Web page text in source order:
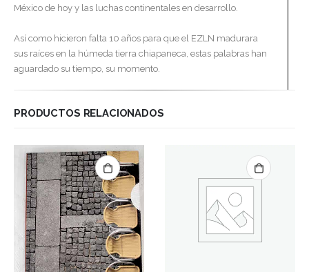
México de hoy y las luchas continentales en desarrollo.
Así como hicieron falta 10 años para que el EZLN madurara
sus raíces en la húmeda tierra chiapaneca, estas palabras han
aguardado su tiempo, su momento.
PRODUCTOS RELACIONADOS